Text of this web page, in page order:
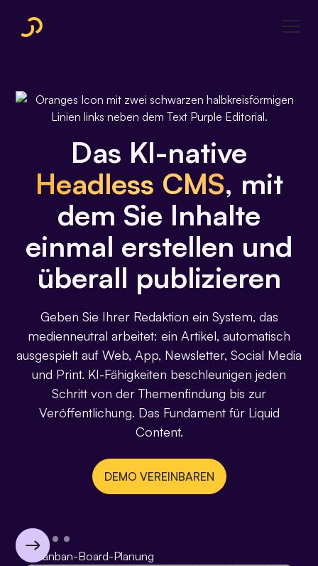
Das KI-native
Headless CMS, mit
dem Sie Inhalte
einmal erstellen und
überall publizieren
Geben Sie Ihrer Redaktion ein System, das
medienneutral arbeitet: ein Artikel, automatisch
ausgespielt auf Web, App, Newsletter, Social Media
und Print. KI-Fähigkeiten beschleunigen jeden
Schritt von der Themenfindung bis zur
Veröffentlichung. Das Fundament für Liquid
Content.
DEMO VEREINBAREN
Kanban-Board-Planung